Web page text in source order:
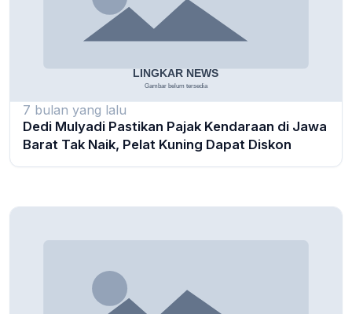
7 bulan yang lalu
Dedi Mulyadi Pastikan Pajak Kendaraan di Jawa
Barat Tak Naik, Pelat Kuning Dapat Diskon